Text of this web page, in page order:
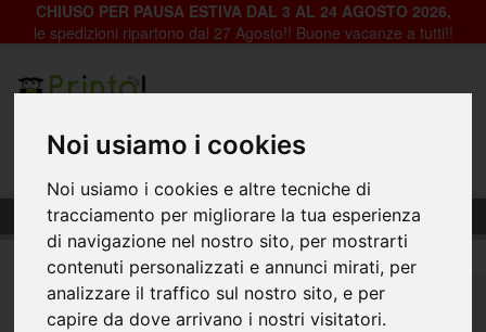
Noi usiamo i cookies
Noi usiamo i cookies e altre tecniche di
tracciamento per migliorare la tua esperienza
di navigazione nel nostro sito, per mostrarti
contenuti personalizzati e annunci mirati, per
analizzare il traffico sul nostro sito, e per
capire da dove arrivano i nostri visitatori.
CHIUSO PER PAUSA ESTIVA DAL 3 AL 24 AGOSTO 2026,
le spedizioni ripartono dal 27 Agosto!! Buone vacanze a tutti!!
Cornice Framframe da muro, spessore 40mm
Home Tessuti
Tessuto per cornici frame
Cornice Framframe da muro, spessore 40mm